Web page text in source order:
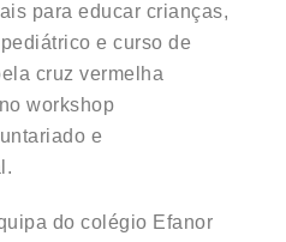
para educar crianças,
e curso de
cruz vermelha
workshop
e
do colégio Efanor